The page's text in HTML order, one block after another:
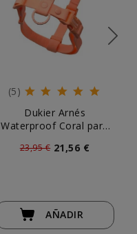
(5)
Dukier Arnés
Waterproof Coral para
23,95 € 21,56 €
AÑADIR